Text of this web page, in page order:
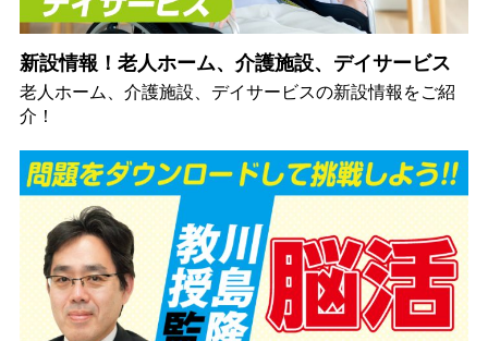
新設情報！老人ホーム、介護施設、デイサービス
老人ホーム、介護施設、デイサービスの新設情報をご紹
介！